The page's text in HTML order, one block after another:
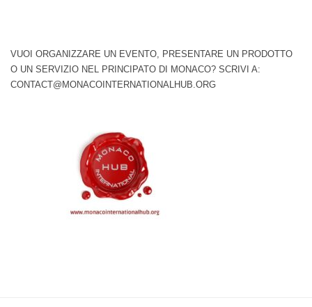
VUOI ORGANIZZARE UN EVENTO, PRESENTARE UN PRODOTTO
O UN SERVIZIO NEL PRINCIPATO DI MONACO? SCRIVI A:
CONTACT@MONACOINTERNATIONALHUB.ORG